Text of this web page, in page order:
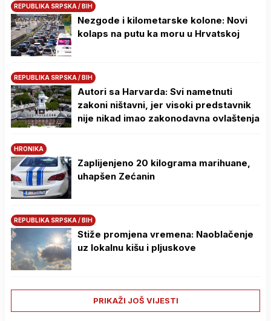
REPUBLIKA SRPSKA / BIH
Nezgode i kilometarske kolone: Novi
kolaps na putu ka moru u Hrvatskoj
REPUBLIKA SRPSKA / BIH
Autori sa Harvarda: Svi nametnuti
zakoni ništavni, jer visoki predstavnik
nije nikad imao zakonodavna ovlaštenja
HRONIKA
Zaplijenjeno 20 kilograma marihuane,
uhapšen Zećanin
REPUBLIKA SRPSKA / BIH
Stiže promjena vremena: Naoblačenje
uz lokalnu kišu i pljuskove
PRIKAŽI JOŠ VIJESTI